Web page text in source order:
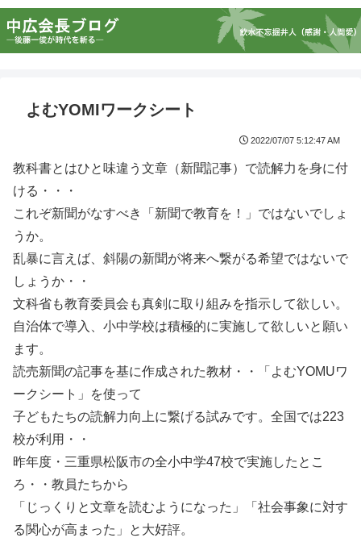
よむYOMIワークシート
2022/07/07 5:12:47 AM
教科書とはひと味違う文章（新聞記事）で読解力を身に付
ける・・・
これぞ新聞がなすべき「新聞で教育を！」ではないでしょ
うか。
乱暴に言えば、斜陽の新聞が将来へ繋がる希望ではないで
しょうか・・
文科省も教育委員会も真剣に取り組みを指示して欲しい。
自治体で導入、小中学校は積極的に実施して欲しいと願い
ます。
読売新聞の記事を基に作成された教材・・「よむYOMUワ
ークシート」を使って
子どもたちの読解力向上に繋げる試みです。全国では223
校が利用・・
昨年度・三重県松阪市の全小中学47校で実施したとこ
ろ・・教員たちから
「じっくりと文章を読むようになった」「社会事象に対す
る関心が高まった」と大好評。